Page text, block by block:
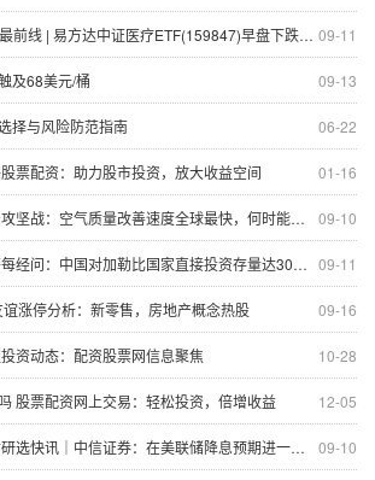
09-11
医疗ETF(159847)早盘下跌1.89%，医疗器械主题走弱，阳普医疗上涨19.96%
09-13
及68美元/桶
06-22
择与风险防范指南
01-16
票配资：助力股市投资，放大收益空间
09-10
空气质量改善速度全球最快，何时能够达到WHO指导值？
09-11
比国家直接投资存量达30多亿美元，正在清洁能源、储能等领域探索合作机遇
09-16
涨停分析：新零售，房地产概念热股
10-28
资动态：配资股票网信息聚焦
12-05
股票配资网上交易：轻松投资，倍增收益
09-10
在美联储降息预期进一步升温背景下 下阶段数量与利率型货币政策仍有发力空间